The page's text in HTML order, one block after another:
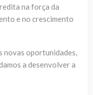
na força da
e no crescimento
novas oportunidades,
a desenvolver a